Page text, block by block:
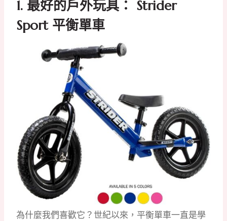
1. 最好的戶外玩具： Strider
Sport 平衡單車
為什麼我們喜歡它？世紀以來，平衡單車一直是學